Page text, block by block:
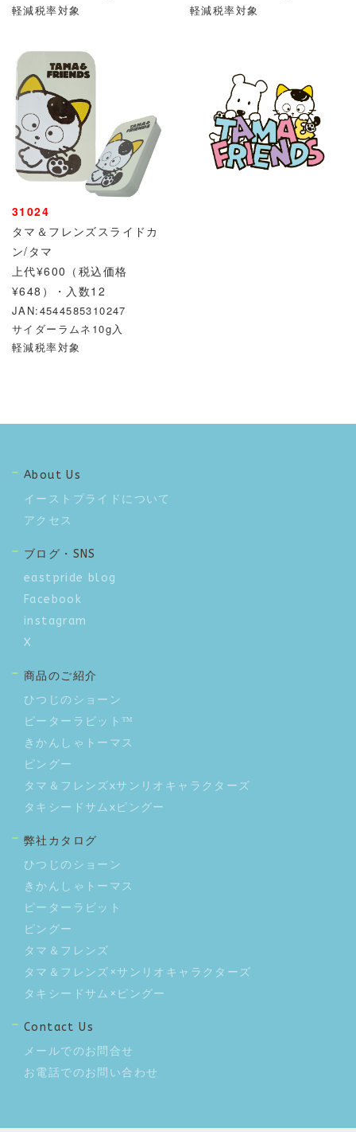
軽減税率対象
軽減税率対象
31024
タマ＆フレンズスライドカ
ン/タマ
上代¥600（税込価格
¥648）・入数12
JAN:4544585310247
サイダーラムネ10g入
軽減税率対象
About Us
イーストプライドについて
アクセス
ブログ・SNS
eastpride blog
Facebook
instagram
X
商品のご紹介
ひつじのショーン
ピーターラビット™
きかんしゃトーマス
ピングー
タマ＆フレンズxサンリオキャラクターズ
タキシードサムxピングー
弊社カタログ
ひつじのショーン
きかんしゃトーマス
ピーターラビット
ピングー
タマ＆フレンズ
タマ＆フレンズ×サンリオキャラクターズ
タキシードサム×ピングー
Contact Us
メールでのお問合せ
お電話でのお問い合わせ